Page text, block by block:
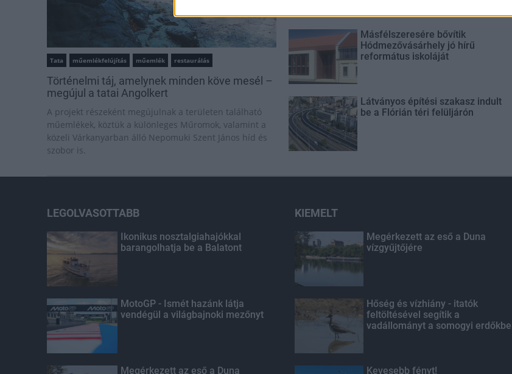
Tata műemlékfelújítás műemlék restaurálás
Történelmi táj, amelynek minden köve mesél –
megújul a tatai Angolkert
A projekt részeként megújulnak a területen található
műemlékek, köztük a különleges Műromok, valamint a
közeli Várkanyarban álló Nepomuki Szent János híd és
szobor is.
Másfélszeresére bővítik
Hódmezővásárhely jó hírű
református iskoláját
Látványos építési szakasz indult
be a Flórián téri felüljárón
LEGOLVASOTTABB
Ikonikus nosztalgiahajókkal
barangolhatja be a Balatont
MotoGP - Ismét hazánk látja
vendégül a világbajnoki mezőnyt
Megérkezett az eső a Duna
KIEMELT
Megérkezett az eső a Duna
vízgyűjtőjére
Hőség és vízhiány - itatók
feltöltésével segítik a
vadállományt a somogyi
Kevesebb fényt!